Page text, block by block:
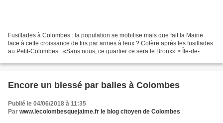
Fusillades à Colombes : la population se mobilise mais que fait la Mairie
face à cette croissance de tirs par armes à feux ? Colère après les fusillades
au Petit-Colombes : «Sans nous, ce quartier ce sera le Bronx» > Île-de-
Encore un blessé par balles à Colombes
Publié le 04/06/2018 à 11:35
Par www.lecolombesquejaime.fr le blog citoyen de Colombes